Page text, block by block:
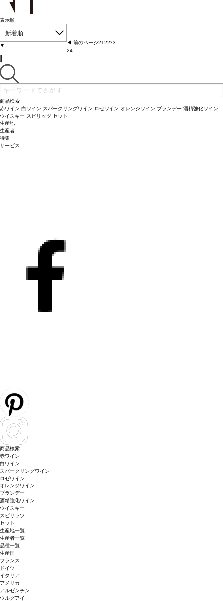
表示順
新着順
▼
◀︎ 前のページ212223
24
商品検索
赤ワイン 白ワイン スパークリングワイン ロゼワイン オレンジワイン ブランデー 酒精強化ワイン
ウイスキー スピリッツ セット
生産地
生産者
特集
サービス
商品検索
赤ワイン
白ワイン
スパークリングワイン
ロゼワイン
オレンジワイン
ブランデー
酒精強化ワイン
ウイスキー
スピリッツ
セット
生産地一覧
生産者一覧
品種一覧
生産国
フランス
ドイツ
イタリア
アメリカ
アルゼンチン
ウルグアイ